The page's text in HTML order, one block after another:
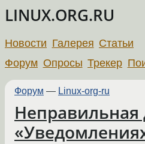
LINUX.ORG.RU
Новости Галерея Статьи
Форум Опросы Трекер
Форум — Linux-org-ru
Неправильная